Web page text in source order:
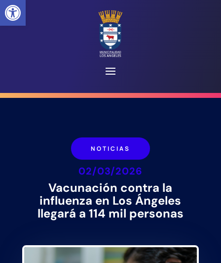
NOTICIAS
02/03/2026
Vacunación contra la
influenza en Los Ángeles
llegará a 114 mil personas